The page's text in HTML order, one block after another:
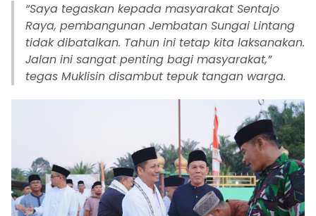
“Saya tegaskan kepada masyarakat Sentajo
Raya, pembangunan Jembatan Sungai Lintang
tidak dibatalkan. Tahun ini tetap kita laksanakan.
Jalan ini sangat penting bagi masyarakat,”
tegas Muklisin disambut tepuk tangan warga.